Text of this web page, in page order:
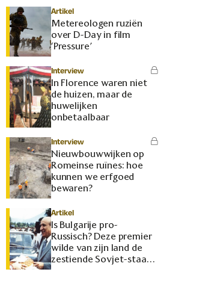
Artikel
Metereologen ruziën
over D-Day in film
‘Pressure’
Interview
In Florence waren niet
de huizen, maar de
huwelijken
onbetaalbaar
Interview
Nieuwbouwwijken op
Romeinse ruïnes: hoe
kunnen we erfgoed
bewaren?
Artikel
Is Bulgarije pro-
Russisch? Deze premier
wilde van zijn land de
zestiende Sovjet-staat
maken